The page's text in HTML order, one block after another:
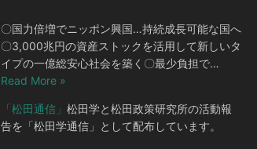
〇国力倍増でニッポン興国…持続成長可能な国へ
〇3,000兆円の資産ストックを活用して新しいタ
イプの一億総安心社会を築く〇最少負担で…
Read More »
「松田通信」 松田学と松田政策研究所の活動報
告を「松田学通信」として配布しています。